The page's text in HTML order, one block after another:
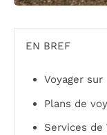
EN BREF
Voyager
Plans de
Services de